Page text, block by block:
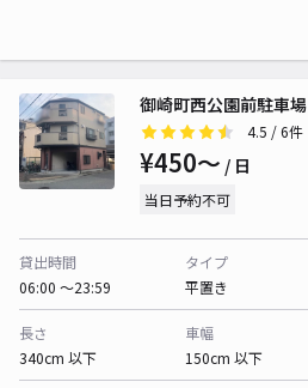
御崎町西公園前駐車場
4.5 / 6件
¥450〜 / 日
当日予約不可
貸出時間
06:00 〜23:59
タイプ
平置き
長さ
340cm 以下
車幅
150cm 以下